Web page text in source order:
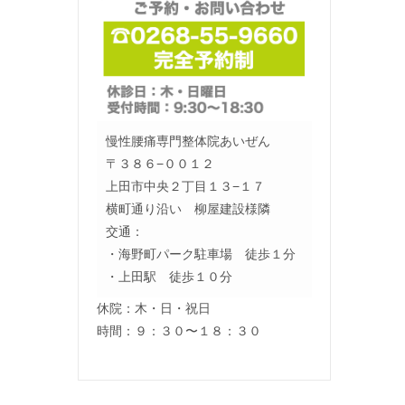
慢性腰痛専門整体院あいぜん
〒３８６−００１２
上田市中央２丁目１３−１７
横町通り沿い 柳屋建設様隣
交通：
・海野町パーク駐車場 徒歩１分
・上田駅 徒歩１０分
休院：木・日・祝日
時間：９：３０〜１８：３０